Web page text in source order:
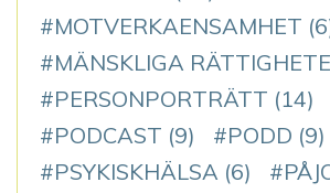
MOTVERKAENSAMHET
MÄNSKLIGA
PERSONPORTRÄTT (14)
PODCAST (9) PODD (9)
PSYKISKHÄLSA (6)